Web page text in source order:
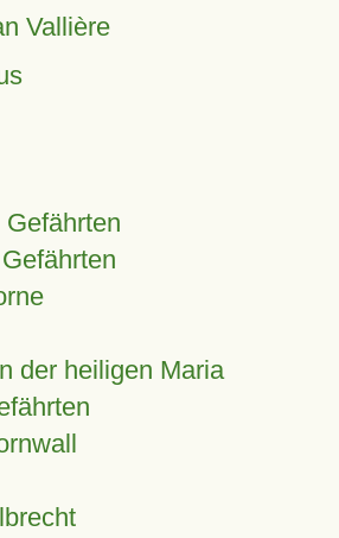
Vallière
der heiligen Maria